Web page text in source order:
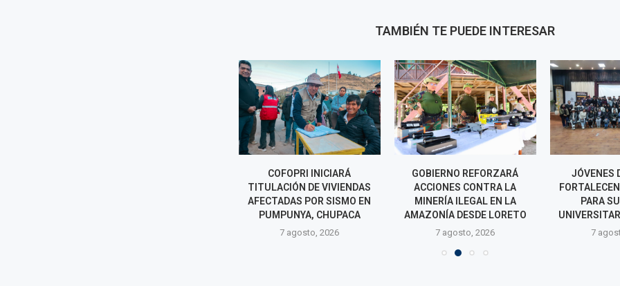
TAMBIÉN TE PUEDE INTERESAR
COFOPRI INICIARÁ
TITULACIÓN DE VIVIENDAS
AFECTADAS POR SISMO EN
PUMPUNYA, CHUPACA
7 agosto, 2026
GOBIERNO REFORZARÁ
ACCIONES CONTRA LA
MINERÍA ILEGAL EN LA
AMAZONÍA DESDE LORETO
7 agosto, 2026
JÓVENES
PARA
7